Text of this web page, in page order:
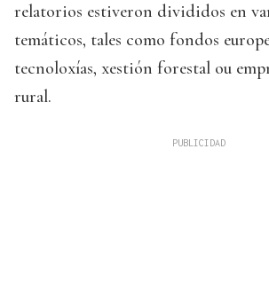
relatorios estiveron divididos en
temáticos, tales como fondos
tecnoloxías, xestión forestal ou
rural.